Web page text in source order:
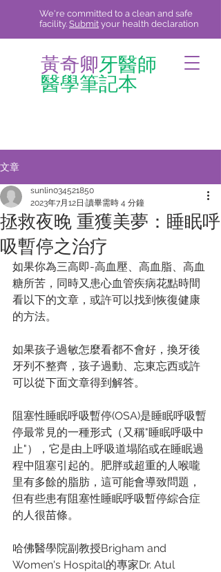
黃奇卿牙醫師
醫學筆記本
We're committed to a clean and safe
facility. Submit your health declaration
文章
拯救夜晚 重獲美夢：睡眠呼
吸暫停之治疗
sunlin034521850
2023年7月12日 讀畢需時 4 分鐘
如果你為三高即-高血壓、高血脂、高血
糖所苦，同時又患心血管疾病花點時間
看以下的文章，或許可以找到恢復健康
的方法。
如果孩子過敏怎麼看都不會好，換牙後
牙列不整齊，孩子過動、忘東忘西或許
可以從下面文章得到解答。
阻塞性睡眠呼吸暫停(OSA)是睡眠呼吸暫
停最常見的一種形式（又稱"睡眠呼吸中
止"），它是由上呼吸道塌陷或在睡眠過
程中阻塞引起的。肥胖或超重的人喉嚨
里有多餘的脂肪，這可能會導致問題，
但有些患有阻塞性睡眠呼吸暫停綜合症
的人很苗條。
哈佛醫學院副教授Brigham and
Women's Hospital的專家Dr. Atul